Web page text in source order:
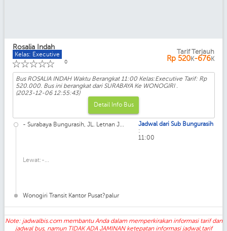
Rosalia Indah
Kelas: Executive
☆
☆
☆
☆
☆ 0
Tarif Terjauh
Rp 520K-676K
Bus ROSALIA INDAH Waktu Berangkat 11:00 Kelas:Executive Tarif: Rp
520.000. Bus ini berangkat dari SURABAYA Ke WONOGIRI .
(2023-12-06 12:55:43)
Detail Info Bus
- Surabaya Bungurasih, JL. Letnan J...
Lewat:-...
Wonogiri Transit Kantor Pusat?palur
Jadwal dari Sub Bungurasih
:
11:00
Note: jadwalbis.com membantu Anda dalam memperkirakan informasi tarif dan
jadwal bus, namun TIDAK ADA JAMINAN ketepatan informasi jadwal,tarif